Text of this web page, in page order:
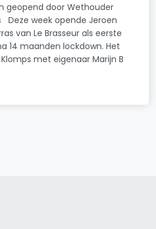
geopend door Wethouder
Deze week opende Jeroen
van Le Brasseur als eerste
14 maanden lockdown. Het
met eigenaar Marijn B